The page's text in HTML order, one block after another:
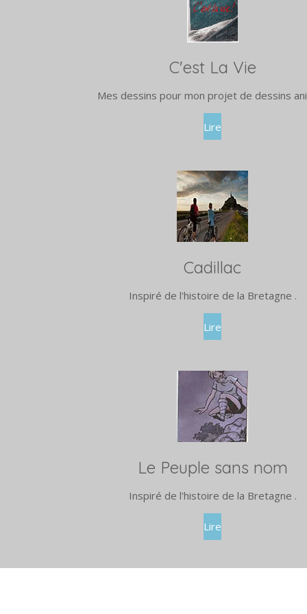
C'est La Vie
Mes dessins pour mon projet de dessins
Lire
Cadillac
Inspiré de l'histoire de la Bretagne .
Lire
Le Peuple sans nom
Inspiré de l'histoire de la Bretagne .
Lire